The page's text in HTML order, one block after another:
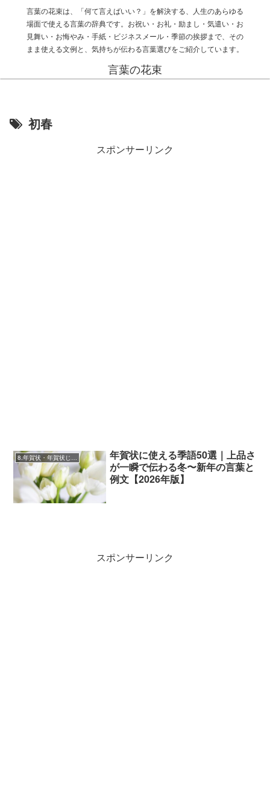
言葉の花束は、「何て言えばいい？」を解決する、人生のあらゆる
場面で使える言葉の辞典です。お祝い・お礼・励まし・気遣い・お
見舞い・お悔やみ・手紙・ビジネスメール・季節の挨拶まで、その
まま使える文例と、気持ちが伝わる言葉選びをご紹介しています。
言葉の花束
初春
スポンサーリンク
年賀状に使える季語50選｜上品さ
が一瞬で伝わる冬〜新年の言葉と
例文【2026年版】
スポンサーリンク